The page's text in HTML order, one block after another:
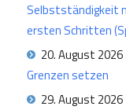
Selbstständigkeit
ersten Schritten
20. August 2026
Grenzen setzen
29. August 2026